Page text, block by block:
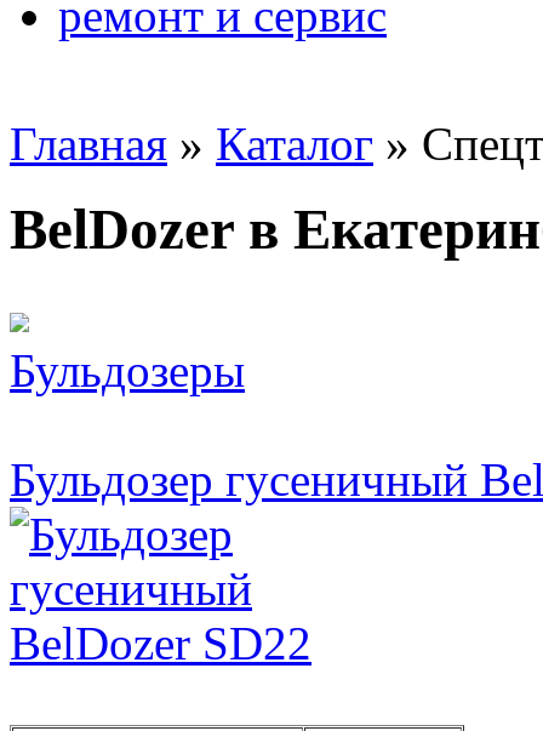
ремонт и сервис
Главная » Каталог »
BelDozer в
Бульдозеры
Бульдозер гусеничный